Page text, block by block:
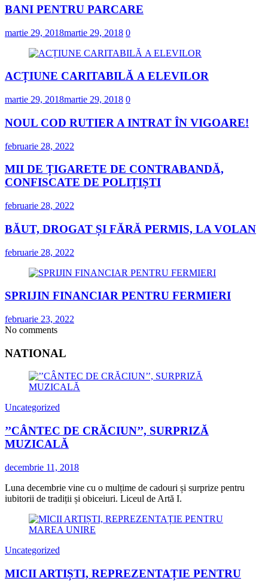
BANI PENTRU PARCARE
martie 29, 2018martie 29, 2018 0
ACȚIUNE CARITABILĂ A ELEVILOR
martie 29, 2018martie 29, 2018 0
NOUL COD RUTIER A INTRAT ÎN VIGOARE!
februarie 28, 2022
MII DE ȚIGARETE DE CONTRABANDĂ,
CONFISCATE DE POLIȚIȘTI
februarie 28, 2022
BĂUT, DROGAT ȘI FĂRĂ PERMIS, LA VOLAN
februarie 28, 2022
SPRIJIN FINANCIAR PENTRU FERMIERI
februarie 23, 2022
No comments
NATIONAL
Uncategorized
’’CÂNTEC DE CRĂCIUN’’, SURPRIZĂ
MUZICALĂ
decembrie 11, 2018
Luna decembrie vine cu o mulțime de cadouri și surprize pentru
iubitorii de tradiții și obiceiuri. Liceul de Artă I.
Uncategorized
MICII ARTIȘTI, REPREZENTAȚIE PENTRU